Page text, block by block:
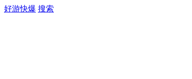
好游快爆 搜索